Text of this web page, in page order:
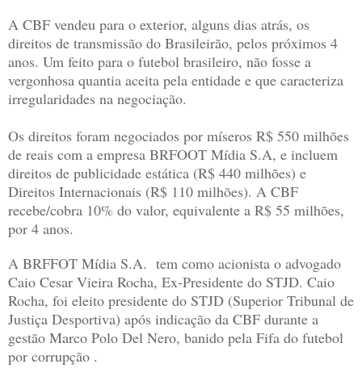
A CBF vendeu para o exterior, alguns dias atrás, os
direitos de transmissão do Brasileirão, pelos próximos 4
anos. Um feito para o futebol brasileiro, não fosse a
vergonhosa quantia aceita pela entidade e que caracteriza
irregularidades na negociação.
Os direitos foram negociados por míseros R$ 550 milhões
de reais com a empresa BRFOOT Mídia S.A, e incluem
direitos de publicidade estática (R$ 440 milhões) e
Direitos Internacionais (R$ 110 milhões). A CBF
recebe/cobra 10% do valor, equivalente a R$ 55 milhões,
por 4 anos.
A BRFFOT Mídia S.A. tem como acionista o advogado
Caio Cesar Vieira Rocha, Ex-Presidente do STJD. Caio
Rocha, foi eleito presidente do STJD (Superior Tribunal de
Justiça Desportiva) após indicação da CBF durante a
gestão Marco Polo Del Nero, banido pela Fifa do futebol
por corrupção .